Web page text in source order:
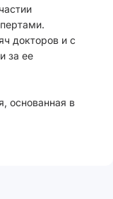
докторов и с
за ее
основанная в